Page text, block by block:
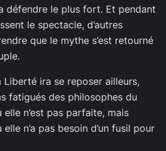
défendre le plus fort. Et pendant
le spectacle, d’autres
que le mythe s’est retourné
ira se reposer ailleurs,
fatigués des philosophes du
n’est pas parfaite, mais
n’a pas besoin d’un fusil pour